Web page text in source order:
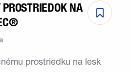
NA
prostriedku na lesk